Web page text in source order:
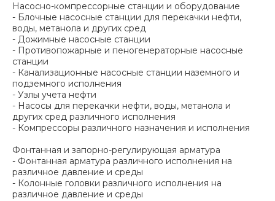
Насосно-компрессорные станции и оборудование
- Блочные насосные станции для перекачки нефти,
воды, метанола и других сред
- Дожимные насосные станции
- Противопожарные и пеногенераторные насосные
станции
- Канализационные насосные станции наземного и
подземного исполнения
- Узлы учета нефти
- Насосы для перекачки нефти, воды, метанола и
других сред различного исполнения
- Компрессоры различного назначения и исполнения
Фонтанная и запорно-регулирующая арматура
- Фонтанная арматура различного исполнения на
различное давление и среды
- Колонные головки различного исполнения на
различное давление и среды